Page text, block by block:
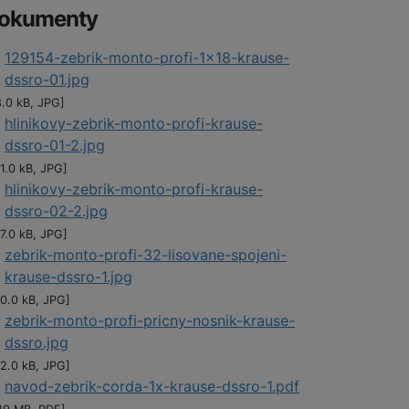
129154-zebrik-monto-profi-1x18-krause-
dssro-01.jpg
kB, JPG]
hlinikovy-zebrik-monto-profi-krause-
dssro-01-2.jpg
kB, JPG]
hlinikovy-zebrik-monto-profi-krause-
dssro-02-2.jpg
kB, JPG]
zebrik-monto-profi-32-lisovane-spojeni-
krause-dssro-1.jpg
kB, JPG]
zebrik-monto-profi-pricny-nosnik-krause-
dssro.jpg
kB, JPG]
navod-zebrik-corda-1x-krause-dssro-1.pdf